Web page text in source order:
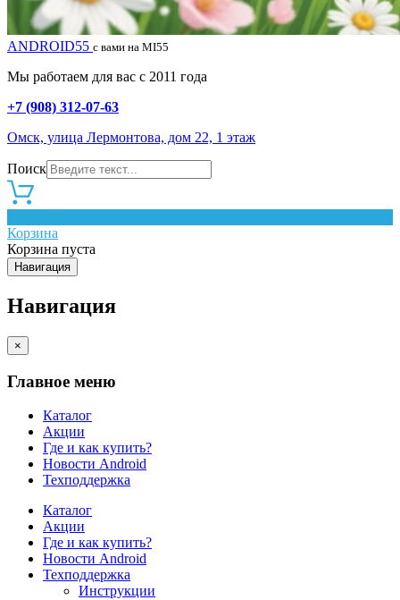
ANDROID55 с вами на MI55
Мы работаем для вас с 2011 года
+7 (908) 312-07-63
Омск, улица Лермонтова, дом 22, 1 этаж
Поиск
Корзина
Корзина пуста
Навигация
Навигация
×
Главное меню
Каталог
Акции
Где и как купить?
Новости Android
Техподдержка
Каталог
Акции
Где и как купить?
Новости Android
Техподдержка
Инструкции